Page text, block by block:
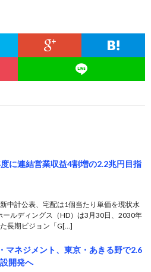
に連結営業収益4割増の2.2兆円目指
中計公表、宅配は1個当たり単価を現状水
ールディングス（HD）は3月30日、2030年
長期ビジョン「G[…]
マネジメント、東京・あきる野で2.6
開発へ